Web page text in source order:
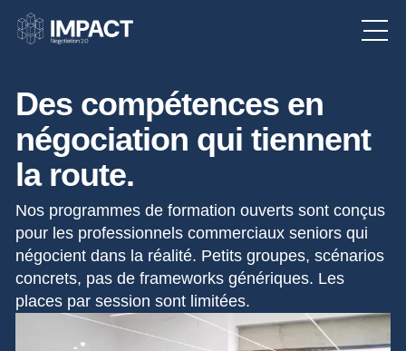
Des compétences en
négociation qui tiennent
la route.
Nos programmes de formation ouverts sont conçus
pour les professionnels commerciaux seniors qui
négocient dans la réalité. Petits groupes, scénarios
concrets, pas de frameworks génériques. Les
places par session sont limitées.